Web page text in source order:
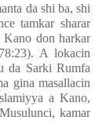
da shi ba, shi
tamkar sharar
Kano don harkar
A lokacin
da Sarki Rumfa
gina masallacin
a Kano,
kamar